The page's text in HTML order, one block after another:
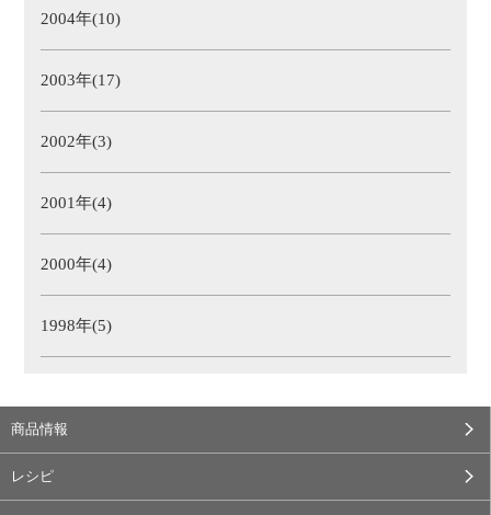
2004年(10)
2003年(17)
2002年(3)
2001年(4)
2000年(4)
1998年(5)
商品情報
レシピ